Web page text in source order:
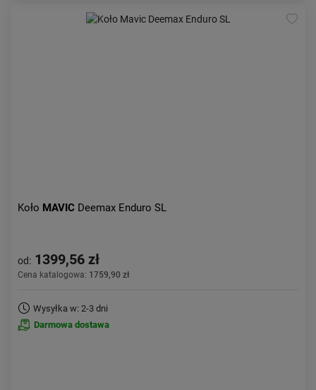
Koło MAVIC Deemax Enduro SL
od: 1399,56 zł
Cena katalogowa: 1759,90 zł
Wysyłka w: 2-3 dni
Darmowa dostawa